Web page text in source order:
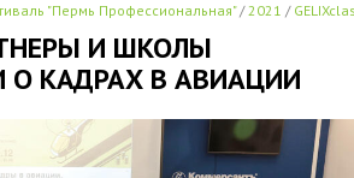
"Пермь Профессиональная" 2021
И ШКОЛЫ
О КАДРАХ В АВИАЦИИ